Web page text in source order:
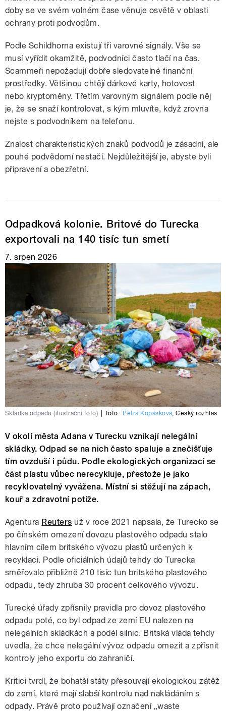
doby se ve svém volném čase věnuje osvětě v oblasti
ochrany proti podvodům.
Podle Schildhorna existují tři varovné signály. Vše se
musí vyřídit okamžitě, podvodníci často tlačí na čas.
Scammeři nepožadují dobře sledovatelné finanční
prostředky. Většinou chtějí dárkové karty, hotovost
nebo kryptoměny. Třetím varovným signálem podle něj
je, že se snaží kontrolovat, s kým mluvíte, když zrovna
nejste s podvodníkem na telefonu.
Znalost charakteristických znaků podvodů je zásadní, ale
pouhé podvědomí nestačí. Nejdůležitější je, abyste byli
připravení a obezřetní.
Odpadková kolonie. Britové do Turecka
exportovali na 140 tisíc tun smetí
7. srpen 2026
Skládka odpadu (ilustrační foto) foto: Petra Kopásková,Český rozhlas
V okolí města Adana v Turecku vznikají nelegální
skládky. Odpad se na nich často spaluje a znečišťuje
tím ovzduší i půdu. Podle ekologických organizací se
část plastu vůbec nerecykluje, přestože je jako
recyklovatelný vyvážena. Místní si stěžují na zápach,
kouř a zdravotní potíže.
Agentura Reuters už v roce 2021 napsala, že Turecko se
po čínském omezení dovozu plastového odpadu stalo
hlavním cílem britského vývozu plastů určených k
recyklaci. Podle oficiálních údajů tehdy do Turecka
směřovalo přibližně 210 tisíc tun britského plastového
odpadu, tedy zhruba 30 procent celkového vývozu.
Turecké úřady zpřísnily pravidla pro dovoz plastového
odpadu poté, co byl odpad ze zemí EU nalezen na
nelegálních skládkách a podél silnic. Britská vláda tehdy
uvedla, že chce nelegální vývoz odpadu omezit a zpřísnit
kontroly jeho exportu do zahraničí.
Kritici tvrdí, že bohatší státy přesouvají ekologickou zátěž
do zemí, které mají slabší kontrolu nad nakládáním s
odpady. Právě proto používají označení „waste